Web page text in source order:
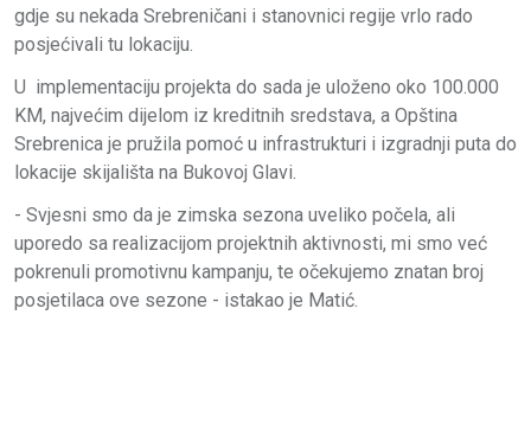
gdje su nekada Srebreničani i stanovnici regije vrlo rado
posjećivali tu lokaciju.
U implementaciju projekta do sada je uloženo oko 100.000
KM, najvećim dijelom iz kreditnih sredstava, a Opština
Srebrenica je pružila pomoć u infrastrukturi i izgradnji puta do
lokacije skijališta na Bukovoj Glavi.
- Svjesni smo da je zimska sezona uveliko počela, ali
uporedo sa realizacijom projektnih aktivnosti, mi smo već
pokrenuli promotivnu kampanju, te očekujemo znatan broj
posjetilaca ove sezone - istakao je Matić.